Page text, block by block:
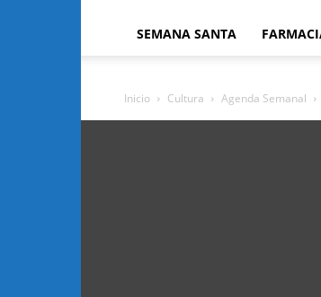
SEMANA SANTA
Inicio Cultura Agenda Semanal